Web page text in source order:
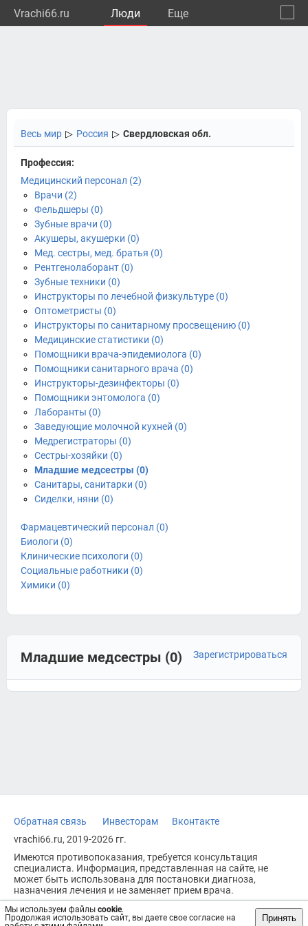
Vrachi66.ru Люди Eще
Мы используем файлы cookie.
Продолжая использовать сайт, вы даете свое согласие на
Принять
Весь мир ▷ Россия ▷ Свердловская обл.
Профессия:
Медицинский персонал (2)
Врачи (2)
Фельдшеры (0)
Зубные врачи (0)
Акушеры, акушерки (0)
Мед. сестры, мед. братья (0)
Рентгенолаборант (0)
Зубные техники (0)
Инструкторы по лечебной физкультуре (0)
Оптометристы (0)
Инструкторы по санитарному просвещению (0)
Медицинские статистики (0)
Помощники врача-эпидемиолога (0)
Помощники санитарного врача (0)
Инструкторы-дезинфекторы (0)
Помощники энтомолога (0)
Лаборанты (0)
Заведующие молочной кухней (0)
Медрегистраторы (0)
Сестры-хозяйки (0)
Младшие медсестры (0)
Санитары, санитарки (0)
Сиделки, няни (0)
Фармацевтический персонал (0)
Биологи (0)
Клинические психологи (0)
Социальные работники (0)
Химики (0)
Младшие медсестры (0) Зарегистрироваться
Обратная связь Инвесторам
Вконтакте
vrachi66.ru, 2019-2026 гг.
Имеются противопоказания, требуется консультация
специалиста. Информация, представленная на сайте, не
может быть использована для постановки диагноза,
назначения лечения и не заменяет прием врача.
Возрастное ограничение: 18+